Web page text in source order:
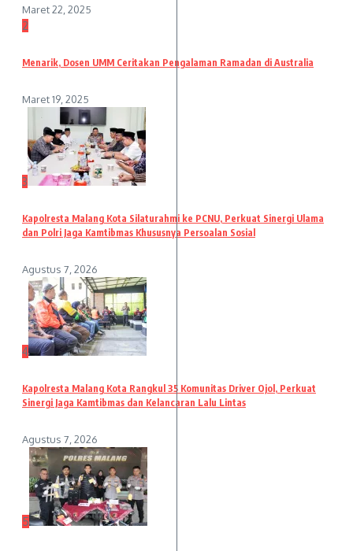
Maret 22, 2025
2
Menarik, Dosen UMM Ceritakan Pengalaman Ramadan di Australia
Maret 19, 2025
3
Kapolresta Malang Kota Silaturahmi ke PCNU, Perkuat Sinergi Ulama
dan Polri Jaga Kamtibmas Khususnya Persoalan Sosial
Agustus 7, 2026
4
Kapolresta Malang Kota Rangkul 35 Komunitas Driver Ojol, Perkuat
Sinergi Jaga Kamtibmas dan Kelancaran Lalu Lintas
Agustus 7, 2026
5